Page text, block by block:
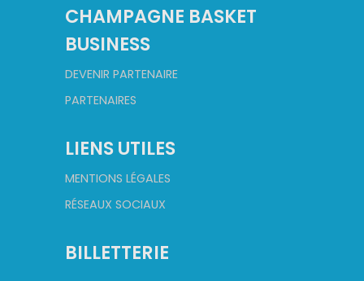
CHAMPAGNE BASKET
BUSINESS
DEVENIR PARTENAIRE
PARTENAIRES
LIENS UTILES
MENTIONS LÉGALES
RÉSEAUX SOCIAUX
BILLETTERIE